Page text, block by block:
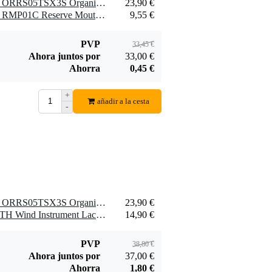
1 x D'Addario Woodwinds ORRS05TSX3S Organic Select Caña saxo tenor Jazz, 3 Soft, paquete de 5, sin lengüeta
23,90 €
1 x D'Addario Woodwinds RMP01C Reserve Mouthpiece Patches Clear (Pack of 5)
9,55 €
PVP 33,45 €
Ahora juntos por
33,00 €
Ahorra
0,45 €
+
-
añadir a la cesta
1 x D'Addario Woodwinds ORRS05TSX3S Organic Select Caña saxo tenor Jazz, 3 Soft, paquete de 5, sin lengüeta
23,90 €
1 x Yamaha BMMLCCLOTH Wind Instrument Lacquer Cloth
14,90 €
PVP 38,80 €
Ahora juntos por
37,00 €
Ahorra
1,80 €